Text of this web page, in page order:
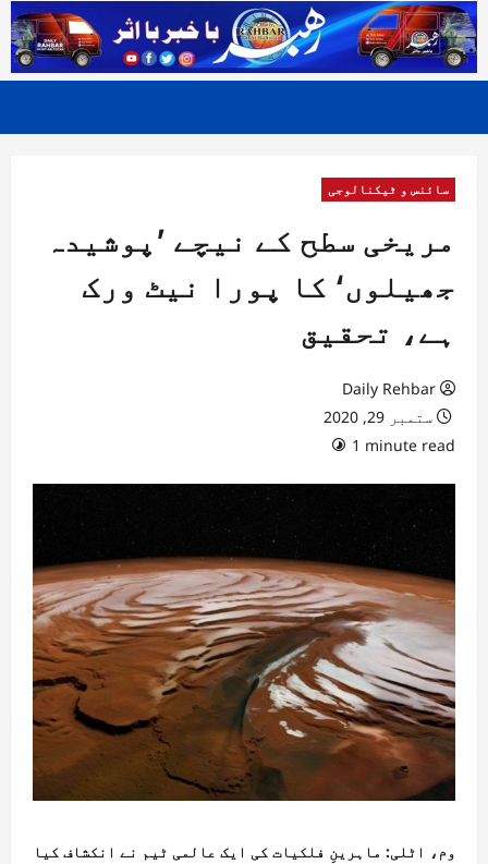
سائنس و ٹیکنالوجی
مریخی سطح کے نیچے ’پوشیدہ
جھیلوں‘ کا پورا نیٹ ورک
ہے، تحقیق
Daily Rehbar
ستمبر 29, 2020
1 minute read
وم، اٹلی: ماہرینِ فلکیات کی ایک عالمی ٹیم نے انکشاف کیا